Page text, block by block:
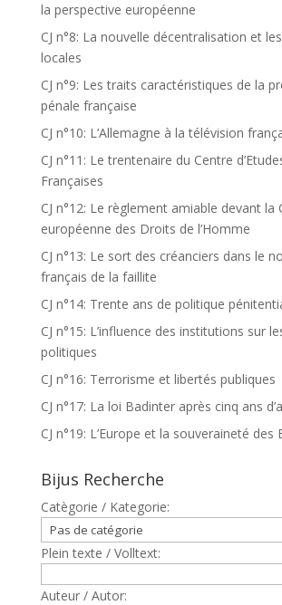
la perspective européenne
CJ n°8: La nouvelle décentralisation et
locales
CJ n°9: Les traits caractéristiques de la
pénale française
CJ n°10: L’Allemagne à la télévision
CJ n°11: Le trentenaire du Centre
Françaises
CJ n°12: Le règlement amiable devant la
européenne des Droits de l’Homme
CJ n°13: Le sort des créanciers dans le
français de la faillite
CJ n°14: Trente ans de politique
CJ n°15: L’influence des institutions sur
politiques
CJ n°16: Terrorisme et libertés publiques
CJ n°17: La loi Badinter après cinq ans
CJ n°19: L’Europe et la souveraineté des
Bijus Recherche
Catègorie / Kategorie:
Plein texte / Volltext:
Auteur / Autor: